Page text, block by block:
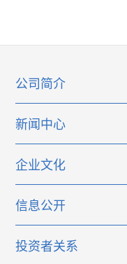
公司简介
新闻中心
企业文化
信息公开
投资者关系